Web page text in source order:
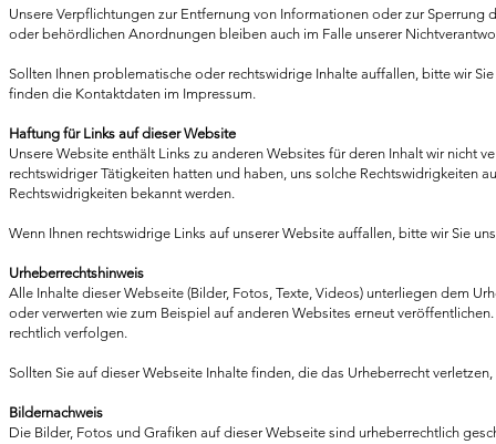
Unsere Verpflichtungen zur Entfernung von Informationen oder zur
oder behördlichen Anordnungen bleiben auch im Falle unserer
Sollten Ihnen problematische oder rechtswidrige Inhalte auffallen, bitte wir
finden die Kontaktdaten im Impressum.
Haftung für Links auf dieser Website
Unsere Website enthält Links zu anderen Websites für deren Inhalt wir nicht
rechtswidriger Tätigkeiten hatten und haben, uns solche Rechtswidrigkeiten
Rechtswidrigkeiten bekannt werden.
Wenn Ihnen rechtswidrige Links auf unserer Website auffallen, bitte wir Sie
Urheberrechtshinweis
Alle Inhalte dieser Webseite (Bilder, Fotos, Texte, Videos) unterliegen dem
oder verwerten wie zum Beispiel auf anderen Websites erneut
rechtlich verfolgen.
Sollten Sie auf dieser Webseite Inhalte finden, die das Urheberrecht
Bildernachweis
Die Bilder, Fotos und Grafiken auf dieser Webseite sind urheberrechtlich